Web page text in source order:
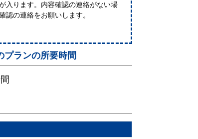
入ります。内容確認の連絡がない場
認の連絡をお願いします。
プランの所要時間